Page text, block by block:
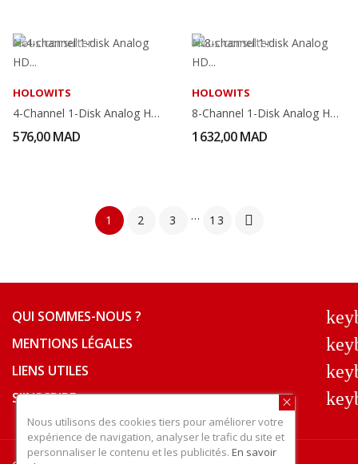
Nous consulter
HOLOWITS
4-Channel 1-Disk Analog HD Video Recorder
576,00 MAD
Nous consulter
HOLOWITS
8-Channel 1-Disk Analog HD Video Recorder
1 632,00 MAD
1 2 3 … 13 
QUI SOMMES-NOUS ?
MENTIONS LÉGALES
LIENS UTILES
S'INSCRIRE
Nous utilisons des cookies tiers pour améliorer votre
expérience de navigation, analyser le trafic du site et
personnaliser le contenu et les publicités. En savoir